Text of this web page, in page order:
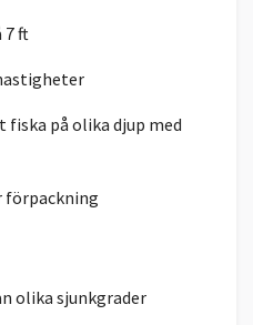
7 ft
på olika djup med
förpackning
olika sjunkgrader